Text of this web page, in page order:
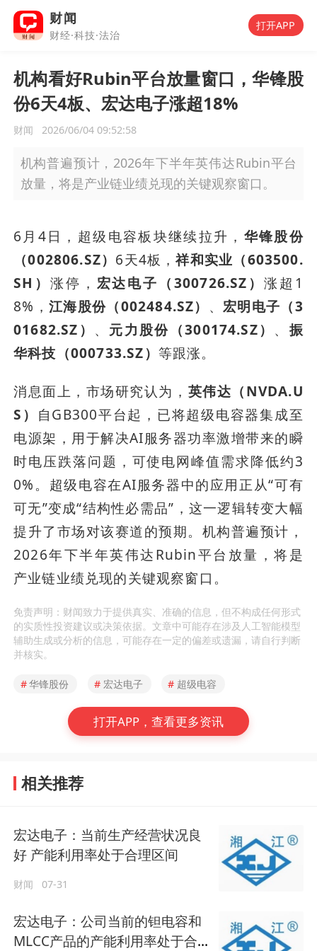
财闻
财经·科技·法治
打开APP
机构看好Rubin平台放量窗口，华锋股
份6天4板、宏达电子涨超18%
财闻 2026/06/04 09:52:58
机构普遍预计，2026年下半年英伟达Rubin平台
放量，将是产业链业绩兑现的关键观察窗口。
6月4日，超级电容板块继续拉升， 华锋股份
（002806.SZ） 6天4板，祥和实业（603500.
SH） 涨停， 宏达电子（300726.SZ） 涨超1
8%， 江海股份（002484.SZ） 、宏明电子（3
01682.SZ） 、 元力股份（300174.SZ） 、 振
华科技（000733.SZ） 等跟涨。
消息面上，市场研究认为， 英伟达（NVDA.U
S） 自GB300平台起，已将超级电容器集成至
电源架，用于解决AI服务器功率激增带来的瞬
时电压跌落问题，可使电网峰值需求降低约3
0%。超级电容在AI服务器中的应用正从“可有
可无”变成“结构性必需品”，这一逻辑转变大幅
提升了市场对该赛道的预期。机构普遍预计，
2026年下半年英伟达Rubin平台放量，将是
产业链业绩兑现的关键观察窗口。
免责声明：财闻致力于提供真实、准确的信息，但不构成任何形式
的实质性投资建议或决策依据。文章中可能存在涉及人工智能模型
辅助生成或分析的信息，可能存在一定的偏差或遗漏，请自行判断
并核实。
#华锋股份 # 宏达电子 # 超级电容
打开APP，查看更多资讯
相关推荐
宏达电子：当前生产经营状况良
好 产能利用率处于合理区间
财闻 07-31
宏达电子：公司当前的钽电容和
MLCC产品的产能利用率处于合